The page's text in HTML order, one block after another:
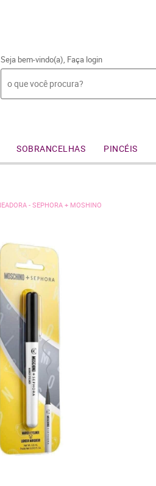
Seja bem-vindo(a), Faça login
SOBRANCELHAS PINCÉIS
- SEPHORA + MOSHINO